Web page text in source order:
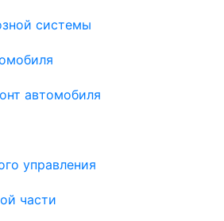
системы
автомобиля
управления
части